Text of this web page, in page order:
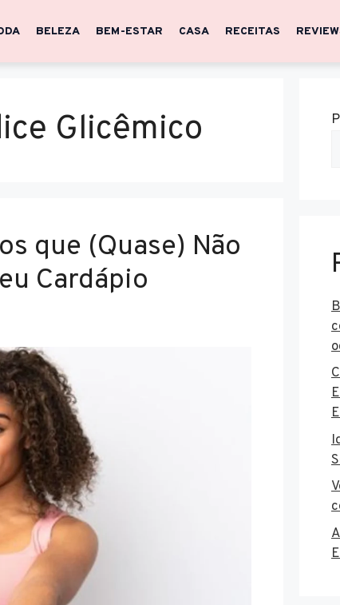
BELEZA BEM-ESTAR CASA RECEITAS
Glicêmico
que (Quase) Não
Cardápio